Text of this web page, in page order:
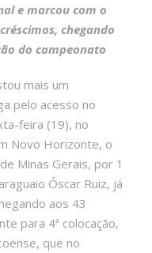
e marcou com o
chegando
do campeonato
mais um
pelo acesso no
feira (19), no
Novo Horizonte, o
Minas Gerais, por 1
Óscar Ruiz, já
aos 43
para 4ª colocação,
que no